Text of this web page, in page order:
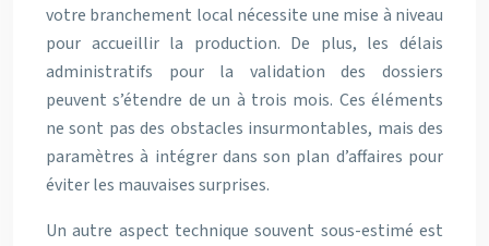
votre branchement local nécessite une mise à niveau
pour accueillir la production. De plus, les délais
administratifs pour la validation des dossiers
peuvent s’étendre de un à trois mois. Ces éléments
ne sont pas des obstacles insurmontables, mais des
paramètres à intégrer dans son plan d’affaires pour
éviter les mauvaises surprises.
Un autre aspect technique souvent sous-estimé est